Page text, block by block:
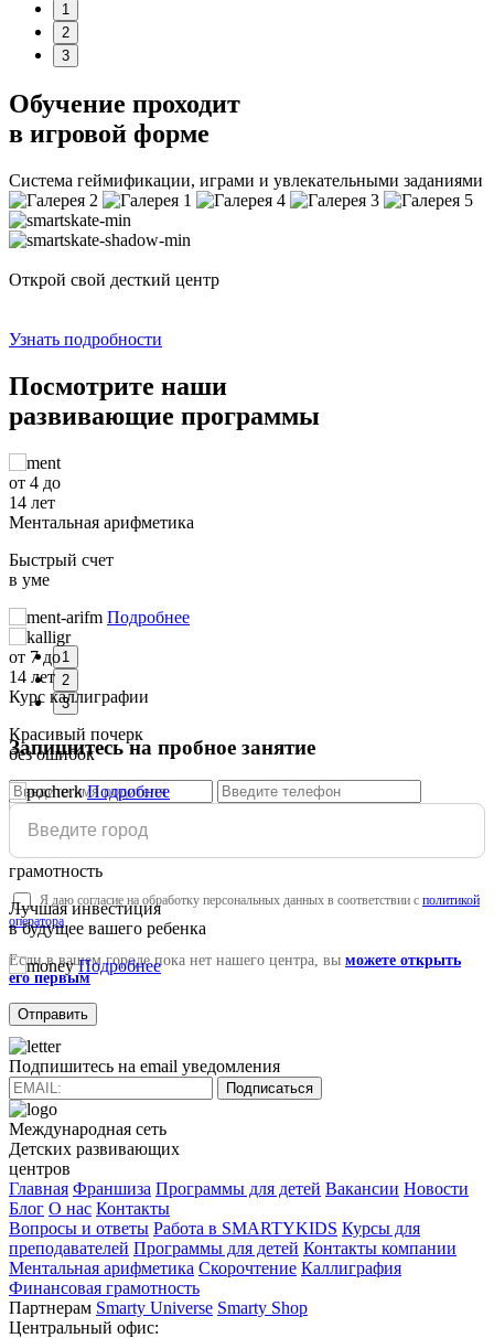
1
2
3
Обучение проходит
в игровой форме
Система геймификации, играми и увлекательными заданиями
Открой свой десткий центр
Узнать подробности
Посмотрите наши
развивающие программы
от 4 до
14 лет
Ментальная арифметика
Быстрый счет
в уме
Подробнее
от 7 до
14 лет
Курс каллиграфии
Красивый почерк
без ошибок
Подробнее
от 8 лет
Финансовая
грамотность
Лучшая инвестиция
в будущее вашего ребенка
Подробнее
1
2
3
Запишитесь на пробное занятие
Я даю согласие на обработку персональных данных в соответствии с политикой
оператора
Если в вашем городе пока нет нашего центра, вы можете открыть
его первым
Подпишитесь на email уведомления
Подписаться
Международная сеть
Детских развивающих
центров
Главная Франшиза Программы для детей Вакансии Новости
Блог О нас Контакты
Вопросы и ответы Работа в SMARTYKIDS Курсы для
преподавателей Программы для детей Контакты компании
Ментальная арифметика Скорочтение Каллиграфия
Финансовая грамотность
Партнерам Smarty Universe Smarty Shop
Центральный офис: